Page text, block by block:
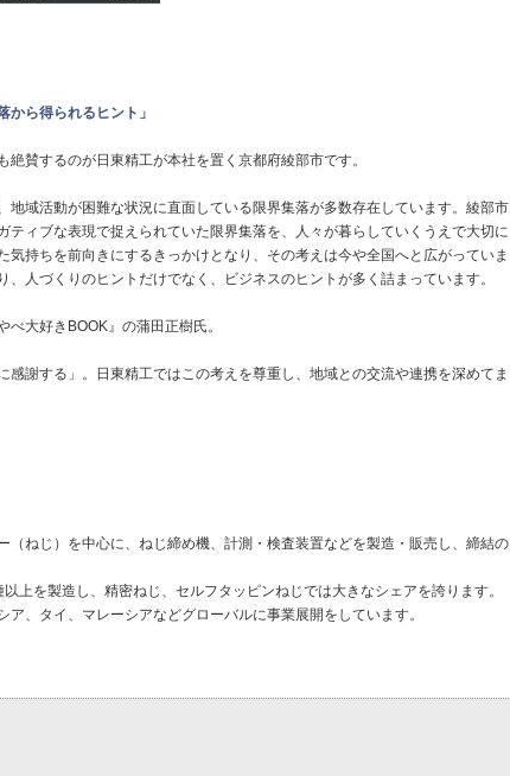
から得られるヒント」
賛するのが日東精工が本社を置く京都府綾部市です。
域活動が困難な状況に直面している限界集落が多数存在しています。綾部市
ィブな表現で捉えられていた限界集落を、人々が暮らしていくうえで大切に
持ちを前向きにするきっかけとなり、その考えは今や全国へと広がっていま
人づくりのヒントだけでなく、ビジネスのヒントが多く詰まっています。
大好きBOOK』の蒲田正樹氏。
謝する」。日東精工ではこの考えを尊重し、地域との交流や連携を深めてま
ねじ）を中心に、ねじ締め機、計測・検査装置などを製造・販売し、締結の
上を製造し、精密ねじ、セルフタッピンねじでは大きなシェアを誇ります。
、タイ、マレーシアなどグローバルに事業展開をしています。